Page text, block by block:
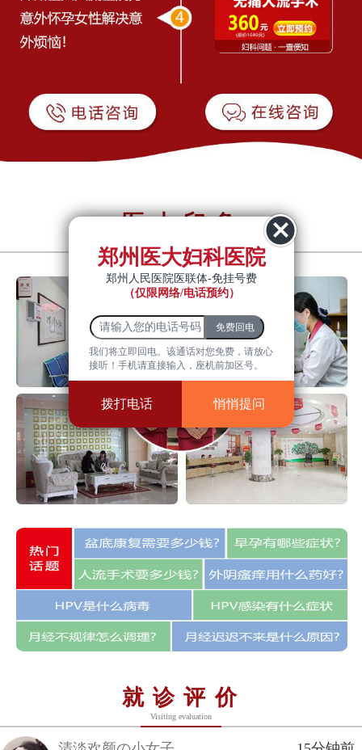
医大印象
就诊评价
Visiting evaluation
郑州医大妇科医院
郑州人民医院医联体-免挂号费
（仅限网络/电话预约）
我们将立即回电。该通话对您免费，请放心
接听！手机请直接输入，座机前加区号。
拨打电话 悄悄提问